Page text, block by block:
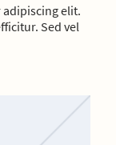
elit.
Sed vel